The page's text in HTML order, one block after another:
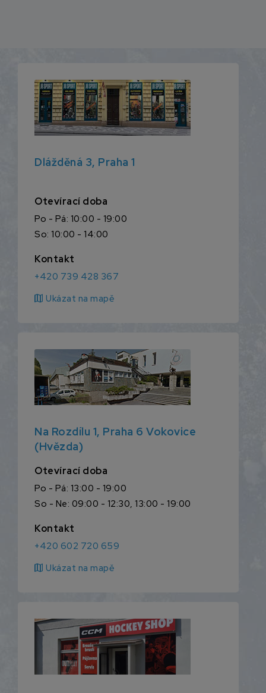
Dlážděná 3, Praha 1
Otevírací doba
Po - Pá: 10:00 - 19:00
So: 10:00 - 14:00
Kontakt
+420 739 428 367
map Ukázat na mapě
Na Rozdílu 1, Praha 6 Vokovice
(Hvězda)
Otevírací doba
Po - Pá: 13:00 - 19:00
So - Ne: 09:00 - 12:30, 13:00 - 19:00
Kontakt
+420 602 720 659
map Ukázat na mapě